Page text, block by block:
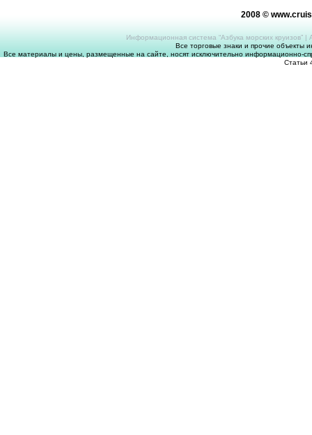
2008 ©
Информационная система “Азбука морских круизов” |
Все торговые знаки и прочие объекты
Все материалы и цены, размещенные на сайте, носят исключительно информационно-
Статьи